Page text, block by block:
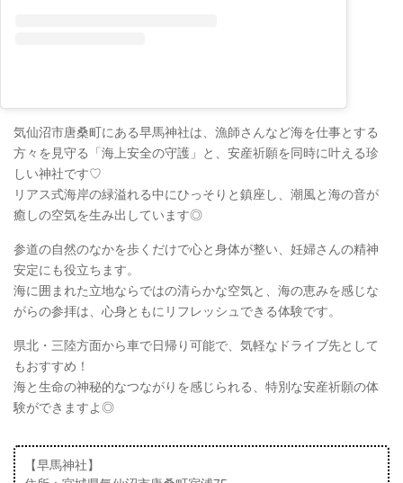
気仙沼市唐桑町にある早馬神社は、漁師さんなど海を仕事とする
方々を見守る「海上安全の守護」と、安産祈願を同時に叶える珍
しい神社です♡
リアス式海岸の緑溢れる中にひっそりと鎮座し、潮風と海の音が
癒しの空気を生み出しています◎
参道の自然のなかを歩くだけで心と身体が整い、妊婦さんの精神
安定にも役立ちます。
海に囲まれた立地ならではの清らかな空気と、海の恵みを感じな
がらの参拝は、心身ともにリフレッシュできる体験です。
県北・三陸方面から車で日帰り可能で、気軽なドライブ先として
もおすすめ！
海と生命の神秘的なつながりを感じられる、特別な安産祈願の体
験ができますよ◎
【早馬神社】